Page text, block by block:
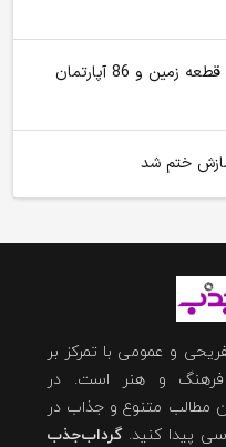
توقیف 86خودروی لوکس، 187 قطعه زمین و 86 آپارتمان
و عمومی با تمرکز بر
فرهنگ و هنر است. در
مطالب متنوع و جذاب در
پیدا کنید.گرداب‌جذب